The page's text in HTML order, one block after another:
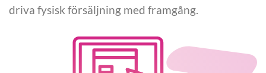
driva fysisk försäljning med framgång.